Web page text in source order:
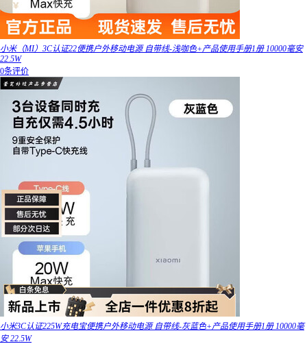
小米（MI）3C认证22便携户外移动电源 自带线-浅咖色+产品使用手册1册 10000毫安
22.5W
0条评价
小米3C认证225W充电宝便携户外移动电源 自带线-灰蓝色+产品使用手册1册 10000毫
安 22.5W